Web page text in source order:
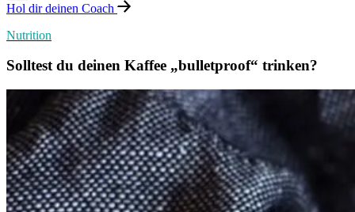
Hol dir deinen Coach
Nutrition
Solltest du deinen Kaffee „bulletproof“ trinken?